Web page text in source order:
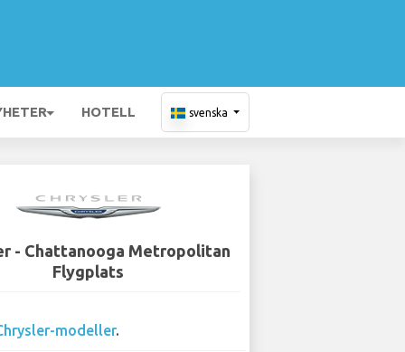
HOTELL svenska
- Chattanooga Metropolitan
Flygplats
modeller.